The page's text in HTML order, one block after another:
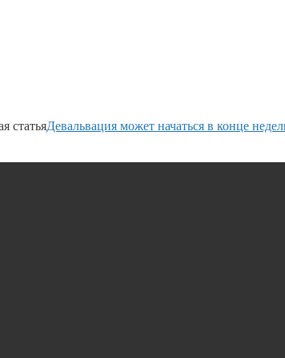
статьяДевальвация может начаться в конце